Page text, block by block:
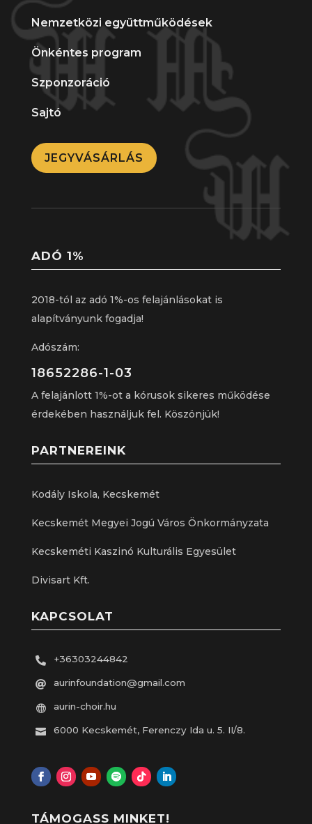
Nemzetközi együttműködések
Önkéntes program
Szponzoráció
Sajtó
JEGYVÁSÁRLÁS
ADÓ 1%
2018-tól az adó 1%-os felajánlásokat is
alapítványunk fogadja!
Adószám:
18652286-1-03
A felajánlott 1%-ot a kórusok sikeres működése
érdekében használjuk fel. Köszönjük!
PARTNEREINK
Kodály Iskola, Kecskemét
Kecskemét Megyei Jogú Város Önkormányzata
Kecskeméti Kaszinó Kulturális Egyesület
Divisart Kft.
KAPCSOLAT
 +36303244842
 aurinfoundation@gmail.com
 aurin-choir.hu
 6000 Kecskemét, Ferenczy Ida u. 5. II/8.
TÁMOGASS MINKET!